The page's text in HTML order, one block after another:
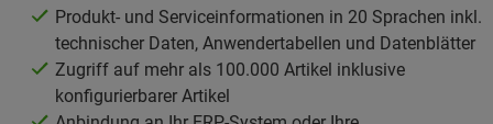
Produkt- und Serviceinformationen in 20 Sprachen inkl.
technischer Daten, Anwendertabellen und Datenblätter
Zugriff auf mehr als 100.000 Artikel inklusive
konfigurierbarer Artikel